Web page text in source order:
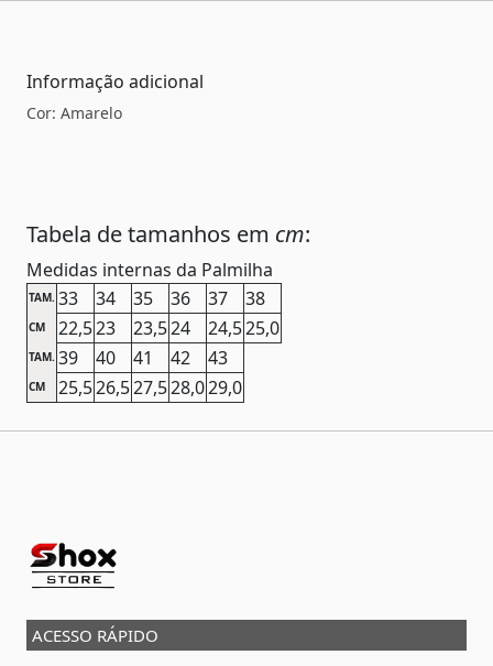
Informação adicional
Cor: Amarelo
Tabela de tamanhos em cm:
Medidas internas da Palmilha
TAM. 33 34 35 36 37 38
CM 22,523 23,524 24,525,0
TAM. 39 40 41 42 43
CM 25,526,527,528,029,0
ACESSO RÁPIDO